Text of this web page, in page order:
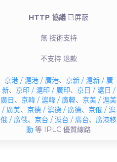
HTTP 協議 已屏蔽
無技術支持
不支持退款
京港 / 滬港 / 廣港、 京新 / 滬新 / 廣
新、 京印 / 滬印 / 廣印、 京日 / 滬日 /
廣日、 京韓 / 滬韓 / 廣韓、 京美 / 滬美
/ 廣美、 京德 / 滬德 / 廣德、 京俄 / 滬
俄 / 廣俄、 京台 / 滬台 / 廣台、 廣港移
動 等 IPLC 優質線路